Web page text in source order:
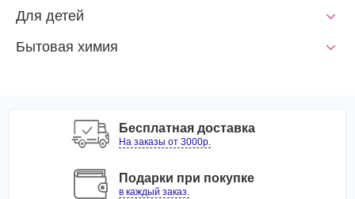
Для детей
Бытовая химия
Бесплатная доставка
На заказы от 3000р.
Подарки при покупке
в каждый заказ.